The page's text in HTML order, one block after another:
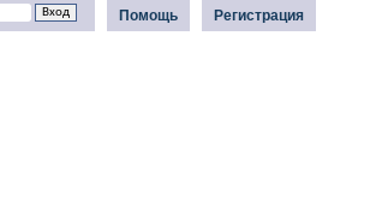
Регистрация
Помощь